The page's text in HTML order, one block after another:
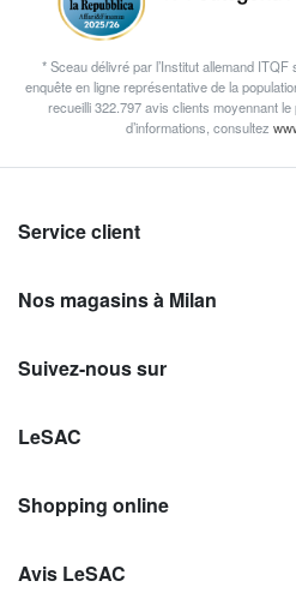
* Sceau délivré par l’Institut allemand
enquête en ligne représentative de la
recueilli 322.797 avis clients moyennant le
d’informations, consultez
Service client
Nos magasins à Milan
Suivez-nous sur
LeSAC
Shopping online
Avis LeSAC